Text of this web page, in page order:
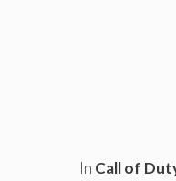
In Call of